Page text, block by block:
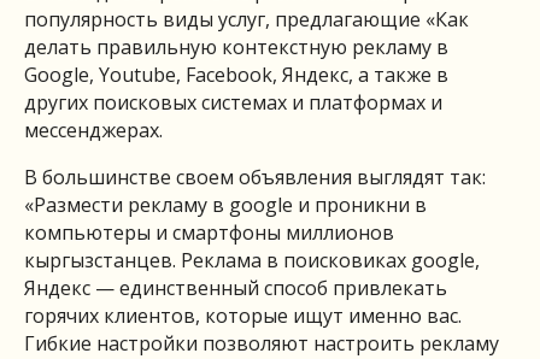
популярность виды услуг, предлагающие «Как
делать правильную контекстную рекламу в
Google, Youtube, Facebook, Яндекс, а также в
других поисковых системах и платформах и
мессенджерах.
В большинстве своем объявления выглядят так:
«Размести рекламу в google и проникни в
компьютеры и смартфоны миллионов
кыргызстанцев. Реклама в поисковиках google,
Яндекс — единственный способ привлекать
горячих клиентов, которые ищут именно вас.
Гибкие настройки позволяют настроить рекламу